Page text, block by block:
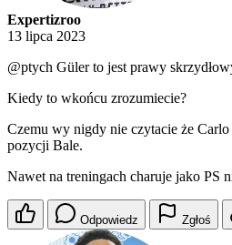
Expertizroo
13 lipca 2023
@ptych Güler to jest prawy
Kiedy to wkońcu zrozumiecie?
Czemu wy nigdy nie czytacie że Carlo
pozycji Bale.
Nawet na treningach charuje jako PS
Odpowiedz Zgłoś